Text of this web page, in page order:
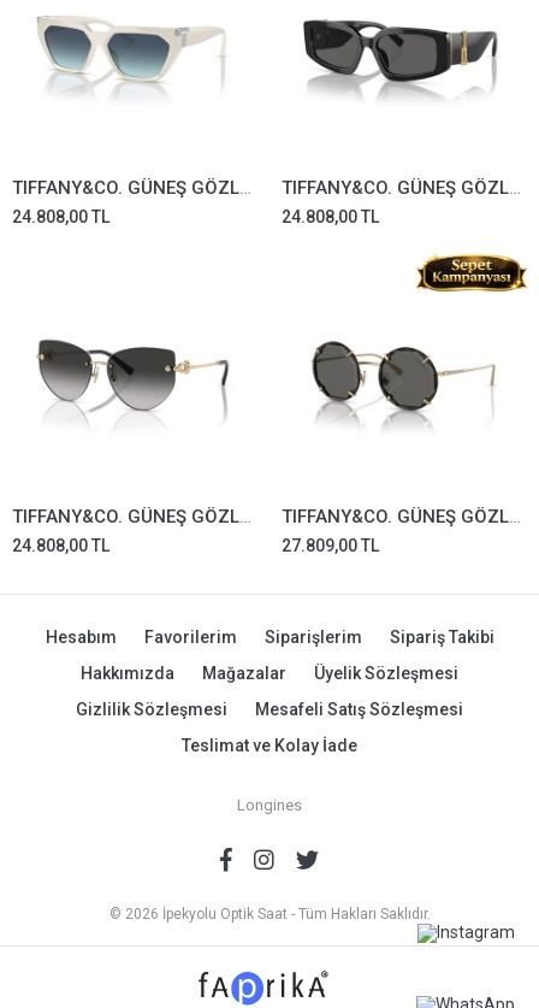
TIFFANY&CO. GÜNEŞ GÖZLÜĞÜ TF4205U-8369/9S
24.808,00 TL
TIFFANY&CO. GÜNEŞ GÖZLÜĞÜ TF4208U-8001/S4
24.808,00 TL
TIFFANY&CO. GÜNEŞ GÖZLÜĞÜ TF3096-6021/3C
24.808,00 TL
TIFFANY&CO. GÜNEŞ GÖZLÜĞÜ TF3091-6002/S4
27.809,00 TL
Hesabım Favorilerim Siparişlerim
Sipariş Takibi
Hakkımızda
Mağazalar
Üyelik Sözleşmesi
Gizlilik Sözleşmesi
Mesafeli Satış Sözleşmesi
Teslimat ve Kolay İade
Longines
© 2026 İpekyolu Optik Saat - Tüm Hakları Saklıdır.